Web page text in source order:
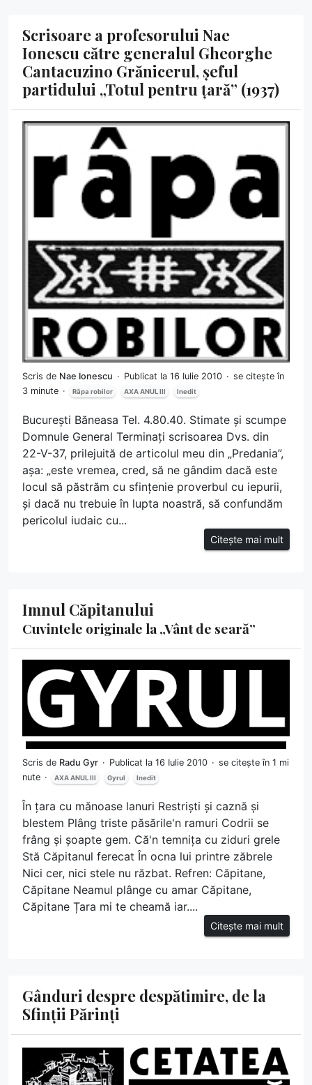
Scrisoare a profesorului Nae
Ionescu către generalul Gheorghe
Cantacuzino Grănicerul, șeful
partidului „Totul pentru țară” (1937)
Scris de Nae Ionescu Publicat la 16 Iulie 2010
se citește în
3 minute
Râpa robilor AXA ANUL III Inedit
București Băneasa Tel. 4.80.40. Stimate și scumpe
Domnule General Terminați scrisoarea Dvs. din
22-V-37, prilejuită de articolul meu din „Predania”,
așa: „este vremea, cred, să ne gândim dacă este
locul să păstrăm cu sfințenie proverbul cu iepurii,
și dacă nu trebuie în lupta noastră, să confundăm
pericolul iudaic cu...
Citește mai mult
Imnul Căpitanului
Cuvintele originale la „Vânt de seară”
Scris de Radu Gyr Publicat la 16 Iulie 2010
se citește în 1 mi
nute
AXA ANUL III Gyrul Inedit
În țara cu mănoase lanuri Restriști și caznă și
blestem Plâng triste păsările'n ramuri Codrii se
frâng și șoapte gem. Că'n temnița cu ziduri grele
Stă Căpitanul ferecat În ocna lui printre zăbrele
Nici cer, nici stele nu răzbat. Refren: Căpitane,
Căpitane Neamul plânge cu amar Căpitane,
Căpitane Țara mi te cheamă iar....
Citește mai mult
Gânduri despre despătimire, de la
Sfinții Părinți